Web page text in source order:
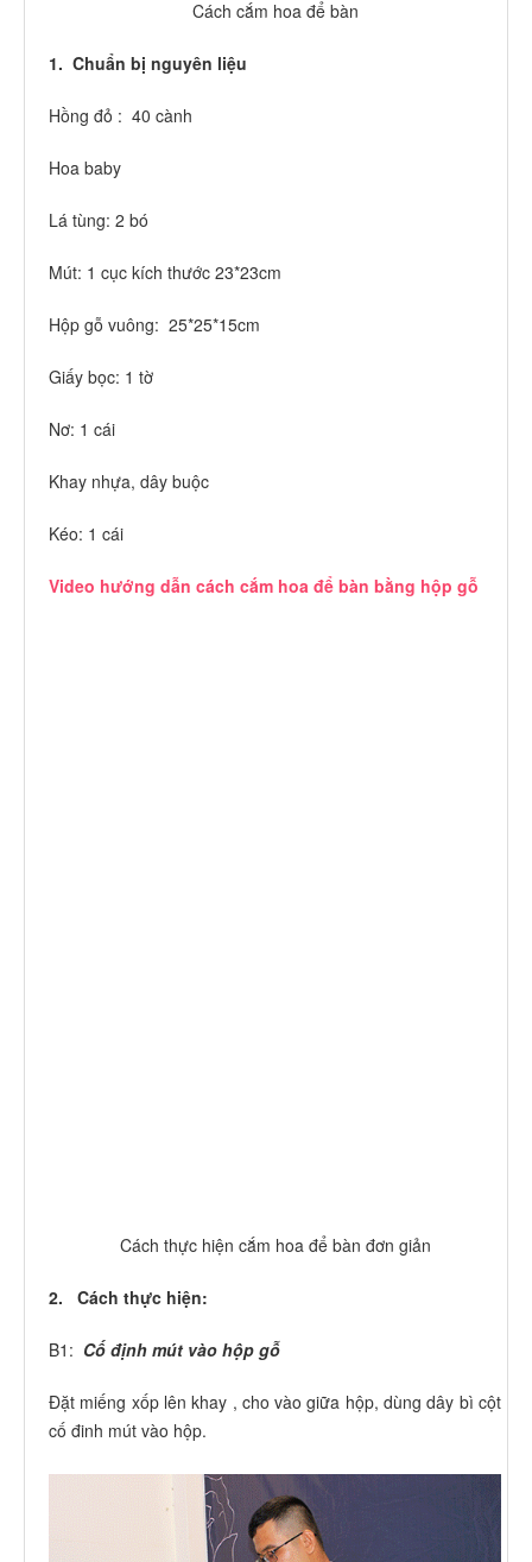
Cách cắm hoa để bàn
1. Chuẩn bị nguyên liệu
Hồng đỏ : 40 cành
Hoa baby
Lá tùng: 2 bó
Mút: 1 cục kích thước 23*23cm
Hộp gỗ vuông: 25*25*15cm
Giấy bọc: 1 tờ
Nơ: 1 cái
Khay nhựa, dây buộc
Kéo: 1 cái
Video hướng dẫn cách cắm hoa để bàn bằng hộp gỗ
Cách thực hiện cắm hoa để bàn đơn giản
2. Cách thực hiện:
B1: Cố định mút vào hộp gỗ
Đặt miếng xốp lên khay , cho vào giữa hộp, dùng dây bì cột
cố đinh mút vào hộp.